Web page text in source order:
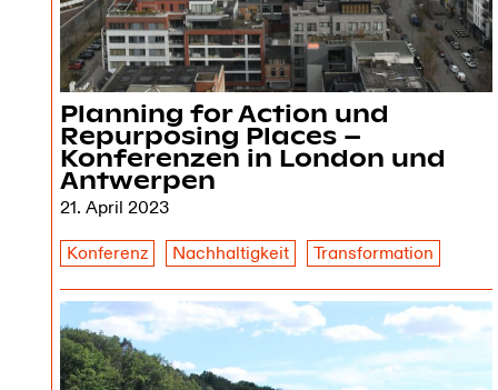
Planning for Action und
Repurposing Places –
Konferenzen in London und
Antwerpen
21. April 2023
Konferenz Nachhaltigkeit Transformation